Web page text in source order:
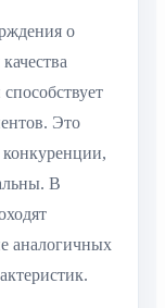
о
Это
В
аналогичных